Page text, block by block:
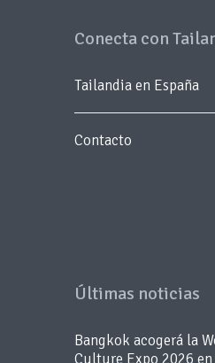
Conecta con
Tailandia en España
Contacto
Últimas noticias
Bangkok acogerá la